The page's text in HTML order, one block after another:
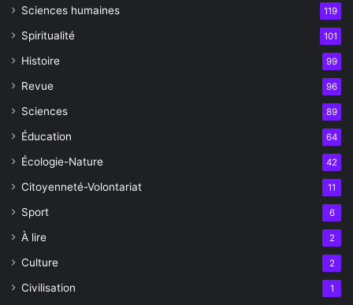
Sciences humaines 119
Spiritualité 101
Histoire 99
Revue 96
Sciences 89
Éducation 64
Écologie-Nature 42
Citoyenneté-Volontariat 11
Sport 6
À lire 2
Culture 2
Civilisation 1